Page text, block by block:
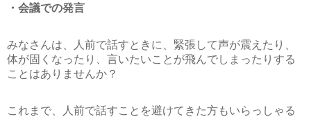
・会議での発言
みなさんは、人前で話すときに、緊張して声が震えたり、
体が固くなったり、言いたいことが飛んでしまったりする
ことはありませんか？
これまで、人前で話すことを避けてきた方もいらっしゃる